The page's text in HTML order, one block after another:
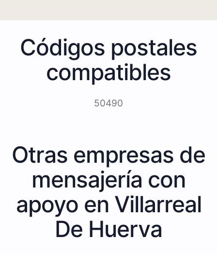
Códigos postales
compatibles
50490
Otras empresas de
mensajería con
apoyo en Villarreal
De Huerva